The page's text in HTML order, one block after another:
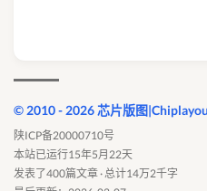
© 2010 - 2026 芯片版图
陕ICP备20000710号
本站已运行15年5月22天
发表了400篇文章 · 总计14万2千字